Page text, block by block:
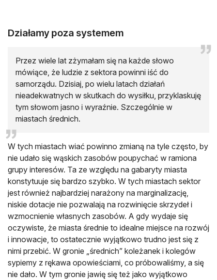
Działamy poza systemem
Przez wiele lat zżymałam się na każde słowo
mówiące, że ludzie z sektora powinni iść do
samorządu. Dzisiaj, po wielu latach działań
nieadekwatnych w skutkach do wysiłku, przyklaskuję
tym słowom jasno i wyraźnie. Szczególnie w
miastach średnich.
W tych miastach wiać powinno zmianą na tyle często, by
nie udało się wąskich zasobów poupychać w ramiona
grupy interesów. Ta ze względu na gabaryty miasta
konstytuuje się bardzo szybko. W tych miastach sektor
jest również najbardziej narażony na marginalizację,
niskie dotacje nie pozwalają na rozwinięcie skrzydeł i
wzmocnienie własnych zasobów. A gdy wydaje się
oczywiste, że miasta średnie to idealne miejsce na rozwój
i innowacje, to ostatecznie wyjątkowo trudno jest się z
nimi przebić. W gronie „średnich” koleżanek i kolegów
sypiemy z rękawa opowieściami, co próbowaliśmy, a się
nie dało. W tym gronie jawię się też jako wyjątkowo